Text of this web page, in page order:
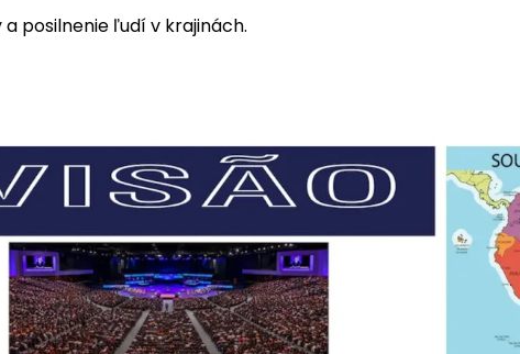
posilnenie ľudí v krajinách.